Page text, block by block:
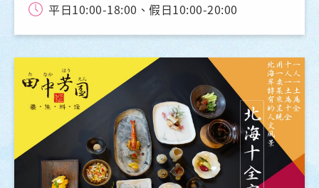
平日10:00-18:00、假日10:00-20:00